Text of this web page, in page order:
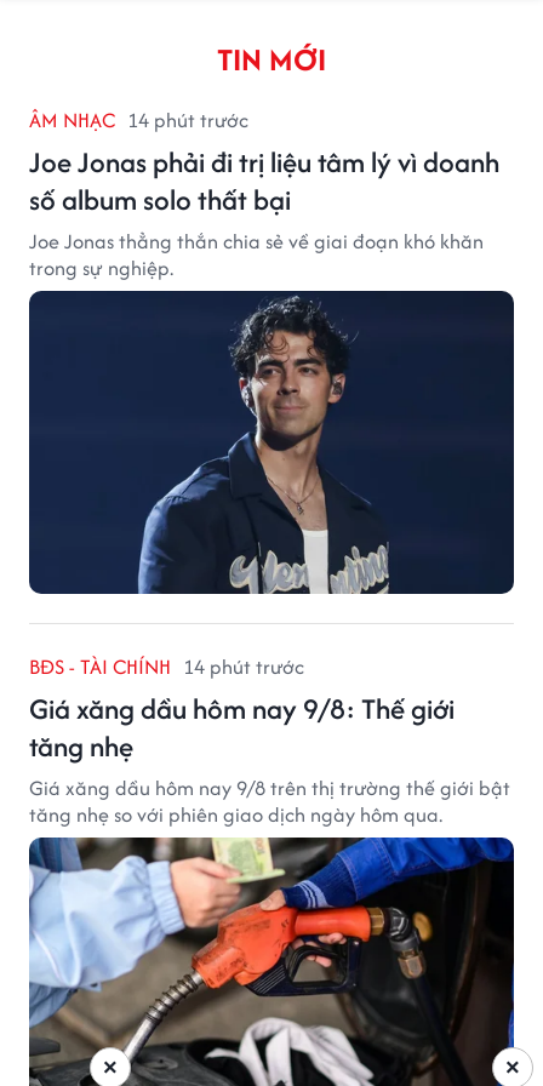
TIN MỚI
ÂM NHẠC 14 phút trước
Joe Jonas phải đi trị liệu tâm lý vì doanh
số album solo thất bại
Joe Jonas thẳng thắn chia sẻ về giai đoạn khó khăn
trong sự nghiệp.
BĐS - TÀI CHÍNH 14 phút trước
Giá xăng dầu hôm nay 9/8: Thế giới
tăng nhẹ
Giá xăng dầu hôm nay 9/8 trên thị trường thế giới bật
tăng nhẹ so với phiên giao dịch ngày hôm qua.
×
×